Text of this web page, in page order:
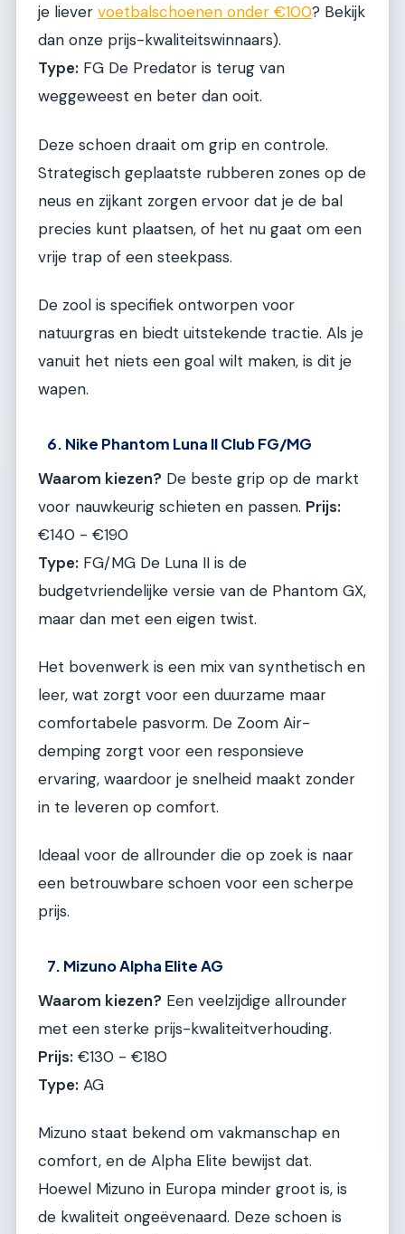
je liever voetbalschoenen onder €100? Bekijk
dan onze prijs-kwaliteitswinnaars).
Type: FG De Predator is terug van
weggeweest en beter dan ooit.
Deze schoen draait om grip en controle.
Strategisch geplaatste rubberen zones op de
neus en zijkant zorgen ervoor dat je de bal
precies kunt plaatsen, of het nu gaat om een
vrije trap of een steekpass.
De zool is specifiek ontworpen voor
natuurgras en biedt uitstekende tractie. Als je
vanuit het niets een goal wilt maken, is dit je
wapen.
6. Nike Phantom Luna II Club FG/MG
Waarom kiezen? De beste grip op de markt
voor nauwkeurig schieten en passen. Prijs:
€140 - €190
Type: FG/MG De Luna II is de
budgetvriendelijke versie van de Phantom GX,
maar dan met een eigen twist.
Het bovenwerk is een mix van synthetisch en
leer, wat zorgt voor een duurzame maar
comfortabele pasvorm. De Zoom Air-
demping zorgt voor een responsieve
ervaring, waardoor je snelheid maakt zonder
in te leveren op comfort.
Ideaal voor de allrounder die op zoek is naar
een betrouwbare schoen voor een scherpe
prijs.
7. Mizuno Alpha Elite AG
Waarom kiezen? Een veelzijdige allrounder
met een sterke prijs-kwaliteitverhouding.
Prijs: €130 - €180
Type: AG
Mizuno staat bekend om vakmanschap en
comfort, en de Alpha Elite bewijst dat.
Hoewel Mizuno in Europa minder groot is, is
de kwaliteit ongeëvenaard. Deze schoen is